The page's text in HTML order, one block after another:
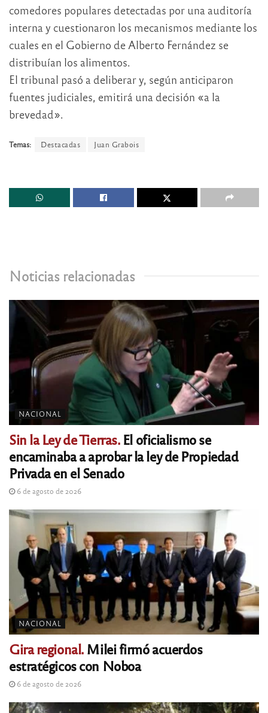
comedores populares detectadas por una auditoría
interna y cuestionaron los mecanismos mediante los
cuales en el Gobierno de Alberto Fernández se
distribuían los alimentos.
El tribunal pasó a deliberar y, según anticiparon
fuentes judiciales, emitirá una decisión «a la
brevedad».
Temas: Destacadas Juan Grabois
Noticias relacionadas
NACIONAL
Sin la Ley de Tierras.El oficialismo se
encaminaba a aprobar la ley de Propiedad
Privada en el Senado
6 de agosto de 2026
NACIONAL
Gira regional.Milei firmó acuerdos
estratégicos con Noboa
6 de agosto de 2026